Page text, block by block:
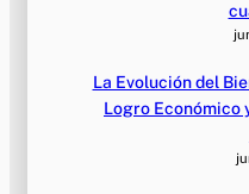
La Evolución del
Logro Económico